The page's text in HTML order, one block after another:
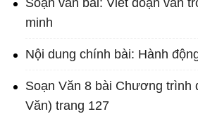
Soạn văn bài: Viết đoạn văn
minh
Nội dung chính bài: Hành
Soạn Văn 8 bài Chương trình
Văn) trang 127